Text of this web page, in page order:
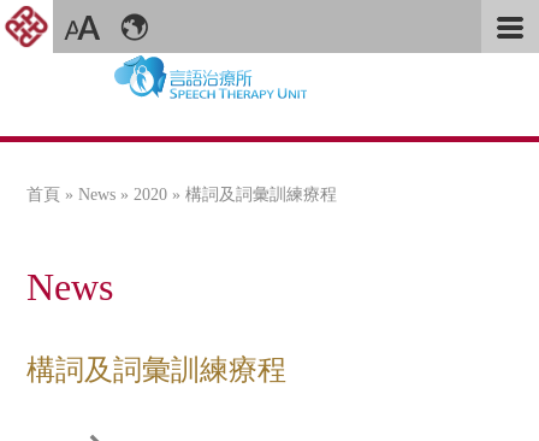
您在這裡
首頁 »News » 2020 » 構詞及詞彙訓練療程
News
構詞及詞彙訓練療程